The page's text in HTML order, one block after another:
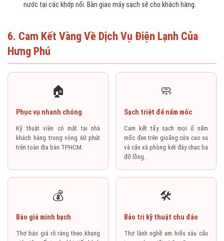
nước tại các khớp nối. Bàn giao máy sạch sẽ cho khách hàng.
6. Cam Kết Vàng Về Dịch Vụ Điện Lạnh Của
Hưng Phú
🏠
Phục vụ nhanh chóng
Kỹ thuật viên có mặt tại nhà
khách hàng trong vòng 60 phút
trên toàn địa bàn TPHCM.
🧼
Sạch triệt để nấm mốc
Cam kết tẩy sạch mọi ổ nấm
mốc đen trên gioăng cửa cao su
và cặn xà phòng két đáy chạc ba
đỡ lồng.
💰
Báo giá minh bạch
Thợ báo giá rõ ràng theo khung
🛠️
Bảo trì kỹ thuật chu đáo
Thợ lành nghề am hiểu sâu cấu